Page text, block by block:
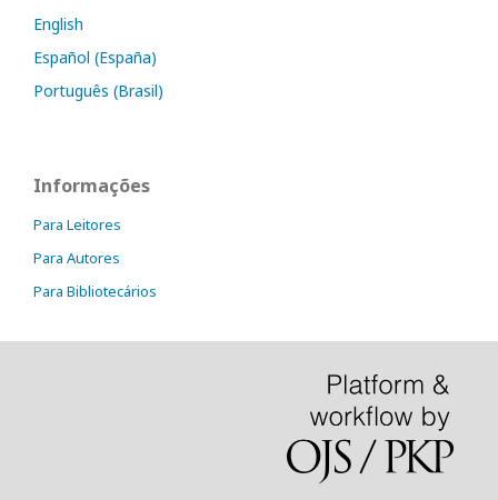
English
Español (España)
Português (Brasil)
Informações
Para Leitores
Para Autores
Para Bibliotecários